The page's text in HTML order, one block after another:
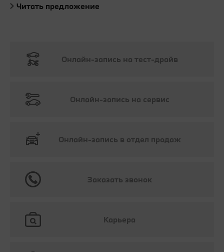
Читать предложение
Онлайн-запись на тест-драйв
Онлайн-запись на сервис
Онлайн-запись в отдел продаж
Заказать звонок
Карьера